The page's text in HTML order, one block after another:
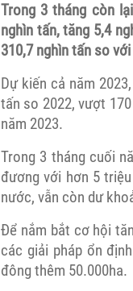
Trong 3 tháng còn
nghìn tấn, tăng 5,4
310,7 nghìn tấn so
Dự kiến cả năm
tấn so 2022, vượt
năm 2023.
Trong 3 tháng cuối
đương với hơn 5
nước, vẫn còn dư
Để nắm bắt cơ hội
các giải pháp ổn
đông thêm 50.000ha.